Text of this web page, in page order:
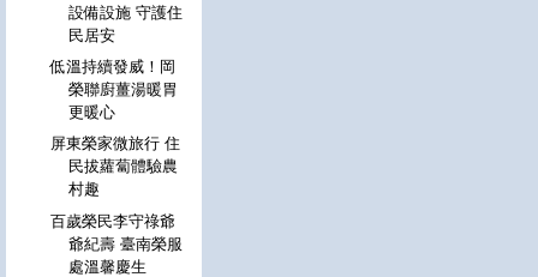
設備設施 守護住
民居安
低溫持續發威！岡
榮聯廚薑湯暖胃
更暖心
屏東榮家微旅行 住
民拔蘿蔔體驗農
村趣
百歲榮民李守祿爺
爺紀壽 臺南榮服
處溫馨慶生